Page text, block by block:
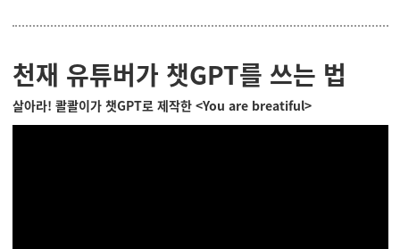
천재 유튜버가 챗GPT를 쓰는 법
살아라! 콸콸이가 챗GPT로 제작한 <You are breatiful>